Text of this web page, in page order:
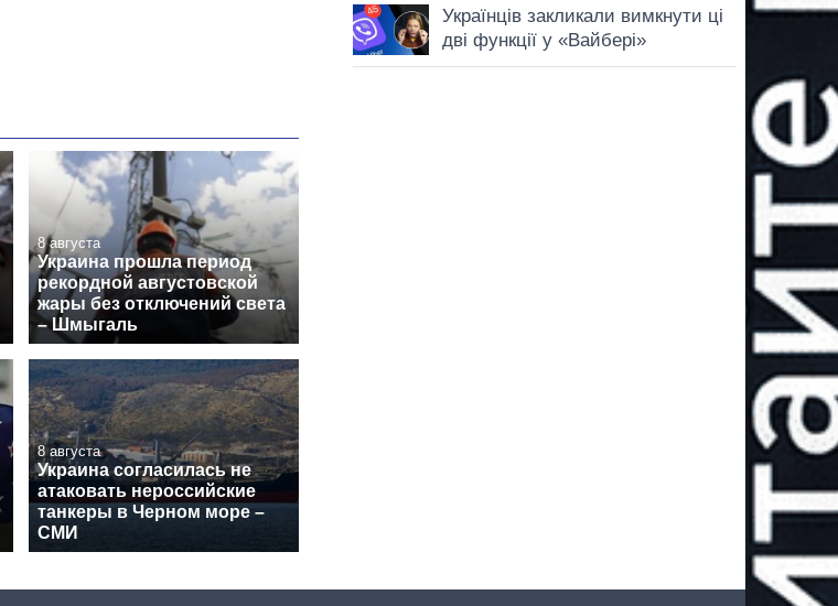
8 августа
Украина прошла период
рекордной августовской
жары без отключений света
– Шмыгаль
8 августа
Украина согласилась не
атаковать нероссийские
танкеры в Черном море –
СМИ